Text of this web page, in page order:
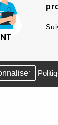
-PLAN DU SITE